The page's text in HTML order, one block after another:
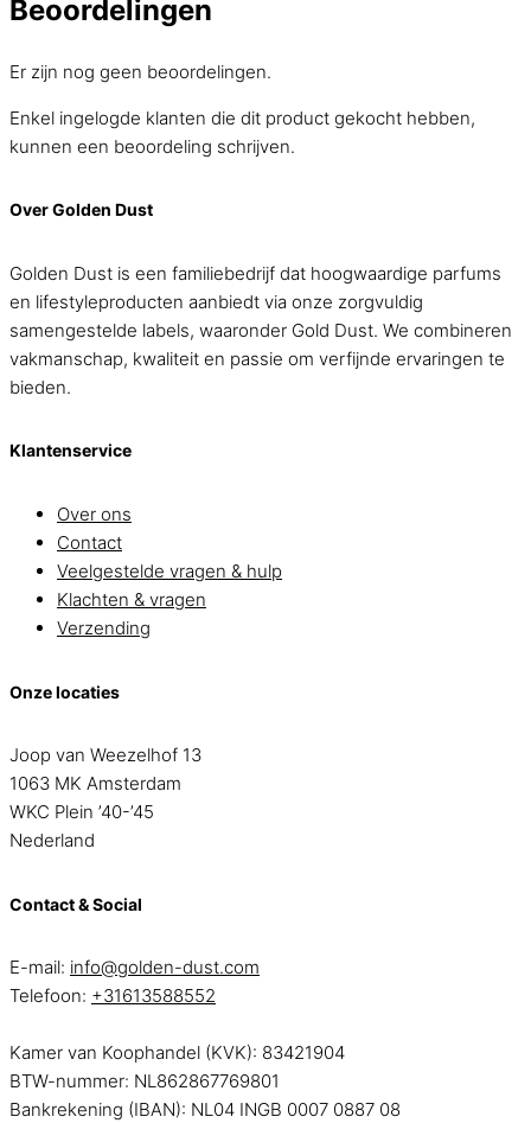
Beoordelingen
Er zijn nog geen beoordelingen.
Enkel ingelogde klanten die dit product gekocht hebben,
kunnen een beoordeling schrijven.
Over Golden Dust
Golden Dust is een familiebedrijf dat hoogwaardige parfums
en lifestyleproducten aanbiedt via onze zorgvuldig
samengestelde labels, waaronder Gold Dust. We combineren
vakmanschap, kwaliteit en passie om verfijnde ervaringen te
bieden.
Klantenservice
Over ons
Contact
Veelgestelde vragen & hulp
Klachten & vragen
Verzending
Onze locaties
Joop van Weezelhof 13
1063 MK Amsterdam
WKC Plein ’40-’45
Nederland
Contact & Social
E-mail: info@golden-dust.com
Telefoon: +31613588552
Kamer van Koophandel (KVK): 83421904
BTW-nummer: NL862867769801
Bankrekening (IBAN): NL04 INGB 0007 0887 08